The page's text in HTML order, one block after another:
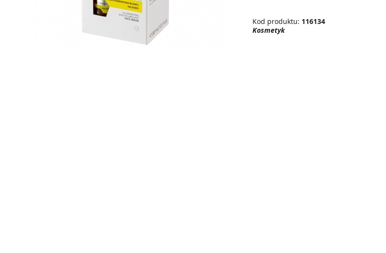
Kod produktu: 116134
Kosmetyk